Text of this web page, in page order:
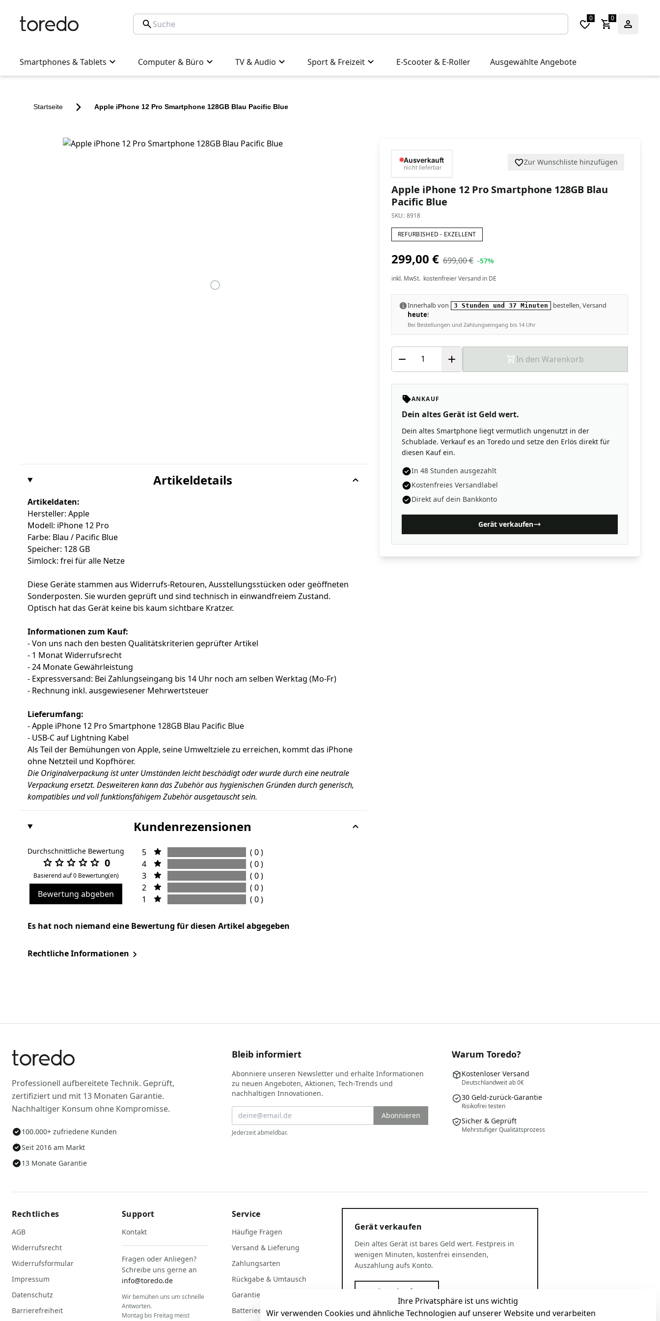
0 0
Smartphones & Tablets Computer & Büro TV & Audio Sport & Freizeit E-Scooter & E-Roller Ausgewählte Angebote
Startseite Apple iPhone 12 Pro Smartphone 128GB Blau Pacific Blue
Ausverkauft
nicht lieferbar
Zur Wunschliste hinzufügen
Apple iPhone 12 Pro Smartphone 128GB Blau
Pacific Blue
SKU: 8918
REFURBISHED - EXZELLENT
299,00 € 699,00 € -57%
inkl. MwSt. kostenfreier Versand in DE
Innerhalb von 3 Stunden und 37 Minuten
bestellen, Versand
heute!
Bei Bestellungen und Zahlungseingang bis 14 Uhr
In den Warenkorb
ANKAUF
Dein altes Gerät ist Geld wert.
Dein altes Smartphone liegt vermutlich ungenutzt in der
Schublade. Verkauf es an Toredo und setze den Erlös direkt für
diesen Kauf ein.
In 48 Stunden ausgezahlt
Kostenfreies Versandlabel
Direkt auf dein Bankkonto
Gerät verkaufen
Artikeldetails
Artikeldaten:
Hersteller: Apple
Modell: iPhone 12 Pro
Farbe: Blau / Pacific Blue
Speicher: 128 GB
Simlock: frei für alle Netze
Diese Geräte stammen aus Widerrufs-Retouren, Ausstellungsstücken oder geöffneten
Sonderposten. Sie wurden geprüft und sind technisch in einwandfreiem Zustand.
Optisch hat das Gerät keine bis kaum sichtbare Kratzer.
Informationen zum Kauf:
- Von uns nach den besten Qualitätskriterien geprüfter Artikel
- 1 Monat Widerrufsrecht
- 24 Monate Gewährleistung
- Expressversand: Bei Zahlungseingang bis 14 Uhr noch am selben Werktag (Mo-Fr)
- Rechnung inkl. ausgewiesener Mehrwertsteuer
Lieferumfang:
- Apple iPhone 12 Pro Smartphone 128GB Blau Pacific Blue
- USB-C auf Lightning Kabel
Als Teil der Bemühungen von Apple, seine Umweltziele zu erreichen, kommt das iPhone
ohne Netzteil und Kopfhörer.
Die Originalverpackung ist unter Umständen leicht beschädigt oder wurde durch eine neutrale
Verpackung ersetzt. Desweiteren kann das Zubehör aus hygienischen Gründen durch generisch,
kompatibles und voll funktionsfähigem Zubehör ausgetauscht sein.
Kundenrezensionen
Durchschnittliche Bewertung
0
Basierend auf 0 Bewertung(en)
Bewertung abgeben
5
( 0 )
4
( 0 )
3
( 0 )
2
( 0 )
1
( 0 )
Es hat noch niemand eine Bewertung für diesen Artikel abgegeben
Rechtliche Informationen
Ihre Privatsphäre ist uns wichtig
Wir verwenden Cookies und ähnliche Technologien auf unserer Website und verarbeiten
Professionell aufbereitete Technik. Geprüft,
zertifiziert und mit 13 Monaten Garantie.
Nachhaltiger Konsum ohne Kompromisse.
100.000+ zufriedene Kunden
Seit 2016 am Markt
13 Monate Garantie
Bleib informiert
Abonniere unseren Newsletter und erhalte Informationen
zu neuen Angeboten, Aktionen, Tech-Trends und
nachhaltigen Innovationen.
Abonnieren
Jederzeit abmeldbar.
Warum Toredo?
Kostenloser Versand
Deutschlandweit ab 0€
30 Geld-zurück-Garantie
Risikofrei testen
Sicher & Geprüft
Mehrstufiger Qualitätsprozess
Rechtliches
AGB
Widerrufsrecht
Widerrufsformular
Impressum
Datenschutz
Barrierefreiheit
Support
Kontakt
Fragen oder Anliegen?
Schreibe uns gerne an
info@toredo.de
Wir bemühen uns um schnelle
Antworten.
Montag bis Freitag meist
Service
Häufige Fragen
Versand & Lieferung
Zahlungsarten
Rückgabe & Umtausch
Garantiebedingungen
Batterieentsorgung
Gerät verkaufen
Dein altes Gerät ist bares Geld wert. Festpreis in
wenigen Minuten, kostenfrei einsenden,
Auszahlung aufs Konto.
Gerät verkaufen